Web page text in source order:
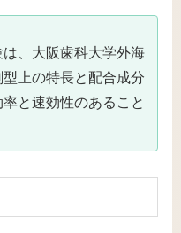
は、大阪歯科大学外海
上の特長と配合成分
と速効性のあること